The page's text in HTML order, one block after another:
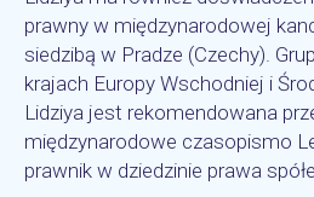
prawny w międzynarodowej
siedzibą w Pradze (Czechy).
krajach Europy Wschodniej i
Lidziya jest rekomendowana
międzynarodowe czasopismo
prawnik w dziedzinie prawa